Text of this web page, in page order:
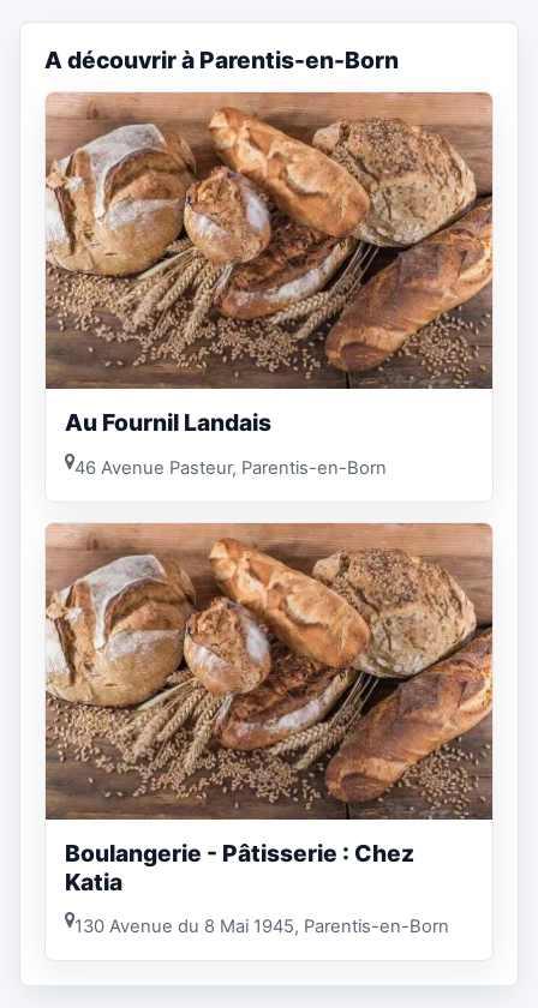
A découvrir à Parentis-en-Born
Au Fournil Landais
46 Avenue Pasteur, Parentis-en-Born
Boulangerie - Pâtisserie : Chez
Katia
130 Avenue du 8 Mai 1945, Parentis-en-Born